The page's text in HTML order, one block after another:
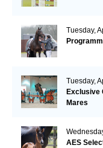
Tuesday,
Tuesday,
Exclusive
Mares
AES